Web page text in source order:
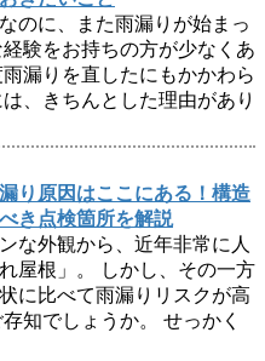
のに、また雨漏りが始まっ
験をお持ちの方が少なくあ
漏りを直したにもかかわら
、きちんとした理由があり
り原因はここにある！構造
き点検箇所を解説
な外観から、近年非常に人
屋根」。 しかし、その一方
に比べて雨漏りリスクが高
知でしょうか。 せっかく